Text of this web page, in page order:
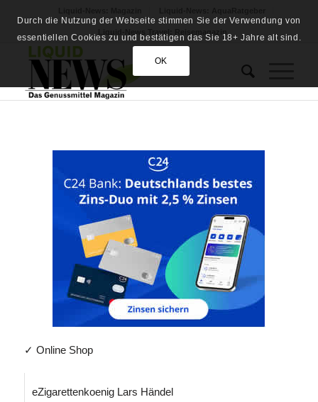
✓ Online Shop
eZigarettenkoenig Lars Händel
Durch die Nutzung der Webseite stimmen Sie der Verwendung von
essentiellen Cookies zu und bestätigen das Sie 18+ Jahre alt sind.
OK